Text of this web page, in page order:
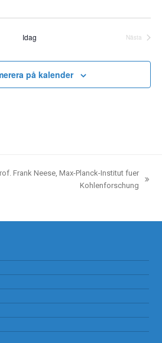
Idag
Nästa
på kalender
Frank Neese, Max-Planck-Institut fuer
Kohlenforschung